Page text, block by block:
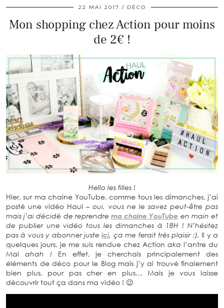
22 MAI 2017 DÉCO
Mon shopping chez Action pour moins
de 2€ !
Hello les filles !
Hier, sur ma chaine YouTube, comme tous les dimanches, j’ai
posté une vidéo Haul– oui, vous ne le savez peut-être pas
mais j’ai décidé de reprendre ma chaine YouTube en main et
de publier une vidéo tous les dimanches à 18H ! N’hésitez
pas à vous y abonner justeici, ça me ferait très plaisir ;). Il y a
quelques jours, je me suis rendue chez Action aka l’antre du
Mal ahah ! En effet, je cherchais principalement des
éléments de déco pour le Blog mais j’y ai trouvé finalement
bien plus, pour pas cher en plus… Mais je vous laisse
découvrir tout ça dans ma vidéo ! 😉